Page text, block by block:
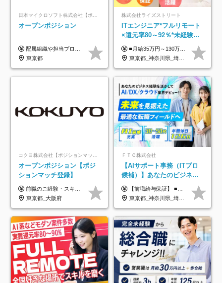
日本マイクロソフト株式会社【ポジションマッチ登録】
オープンポジション
配属組織や担当プロジェクトにより異なります。 ▼参考情報 ----------------------- 年俸650万～（1/12を月々支給） ※経験、能力を考慮の上、当社規定により優遇いたします。 ※時間外、休日出勤、深夜手当に対する賃金も基本年俸に含みます。
東京都
株式会社ライズストリート
ITエンジニア*フルリモート
×還元率80～92％*未経験歓
迎*年休134日*月給35万～*
定着率100%
■月給35万円～130万円＋賞与年2回＋各種手当 ※システムエンジニアの経験をお持ちの方は月給41万円以上＋賞与年2回（108万円～）＋手当 ■単価（年収）アップのチャンスは最大年12回 ※残業代は1分単位で100％全額支給。サービス残業などは一切ありません ※試用期間6ヵ月（試用期間中の待遇・給与に差はありません）
東京都_神奈川県_埼玉県_千葉県_大阪府_愛知県_北海道_青森県_岩手県_宮城県_秋田県_山形県_福島県_茨城県_栃木県_群馬県_新潟県_山梨県_長野県_富山県_石川県_福井県_静岡県_岐阜県_三重県_兵庫県_京都府_滋賀県_奈良県_和歌山県_広島県_岡山県_鳥取県_島根県_山口県_徳島県_香川県_愛媛県_高知県_福岡県_熊本県_佐賀県_長崎県_大分県_宮崎県_鹿児島県_沖縄県
コクヨ株式会社【ポジションマッチ登録】
オープンポジション【ポジ
ションマッチ登録】
前職のご経験・スキル等を考慮して決定します。
東京都_大阪府
ＦＴＣ株式会社
【AIサポート事務（ITプロ
候補）】あなたのビジネス
経験をAI業界で活かす◆IT
未経験OK◆目指せるコンサ
ル
【前職給与保証】 ■未経験者： 月給30万円～35万円 ■ローキャリア（経験目安1年程度）： 月給35万円～40万円 ■経験者（経験目安3年以上）： 月給40万円～60万円 ■即戦力（経験目安5年以上）： 月給45万円～80万円 ※上記金額には固定残業代30時間分 【未経験者5万5000円～7万3000円、 ローキャリア6万4000円～7万3000円、 経験者5万8000円～10万9000円、 即戦力8万2000円～14万5000円】を含みます。 ※30時間を超える場合は追加で全額支給します。 ※経験・能力・前職給与などを総合的に評価したうえでご納得いただけるよう個別決定。 未経験者の場合、前職給与とポテンシャルを査定のうえ決定いたします。 ※日本国内でのIT業界経験、または同等の実務経験と能力に応じて決定します。 ※前職給与は日本円かつ、日本国内での実績に基づき評価します。 【納得の評価システム】 ★クォーター毎に査定する評価制度導入！ 明確な評価基準で翌年度年収を上げましょう！ ★評価対象期間に在籍中のほとんどの社員が昇給し 年収アップを実現しています！ ★様々なインセンティブ制度を用意し多角的に正当評価しています！ ※試用期間6カ月（期間中の待遇等に差異なし）
東京都_神奈川県_埼玉県_千葉県